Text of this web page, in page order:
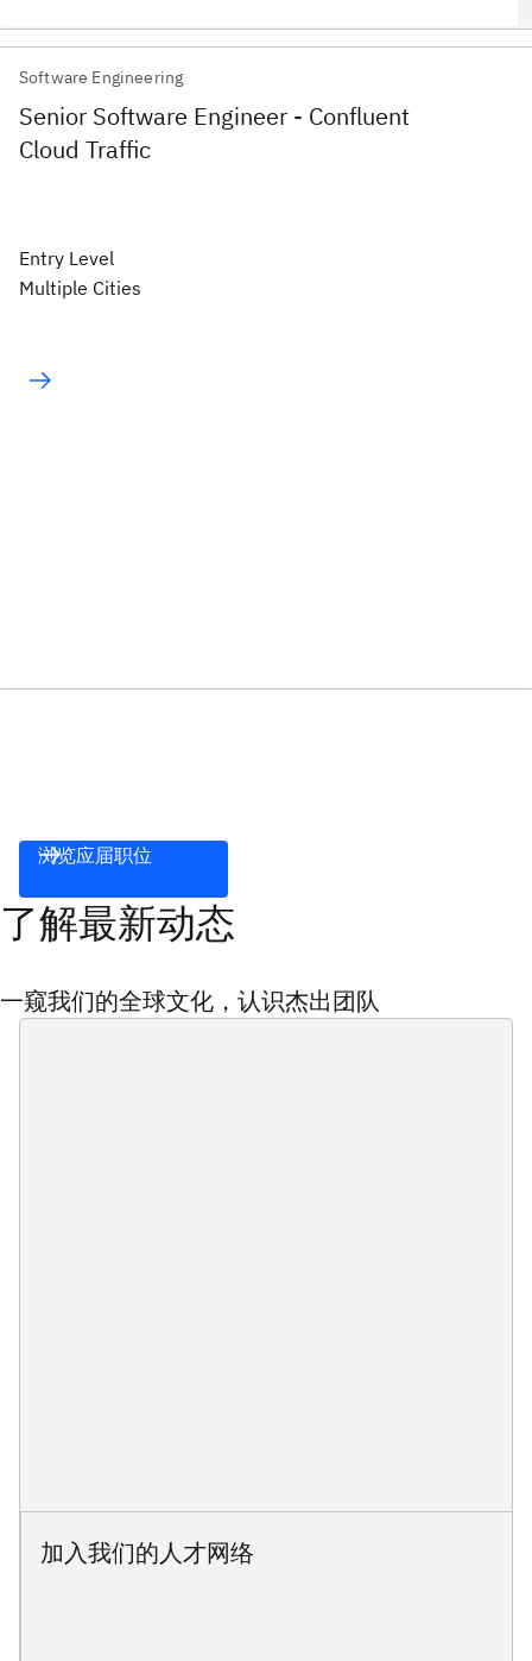
Software Engineering
Senior Software Engineer - Confluent
Cloud Traffic
Entry Level
Multiple Cities
浏览应届职位
了解最新动态
一窥我们的全球文化，认识杰出团队
加入我们的人才网络